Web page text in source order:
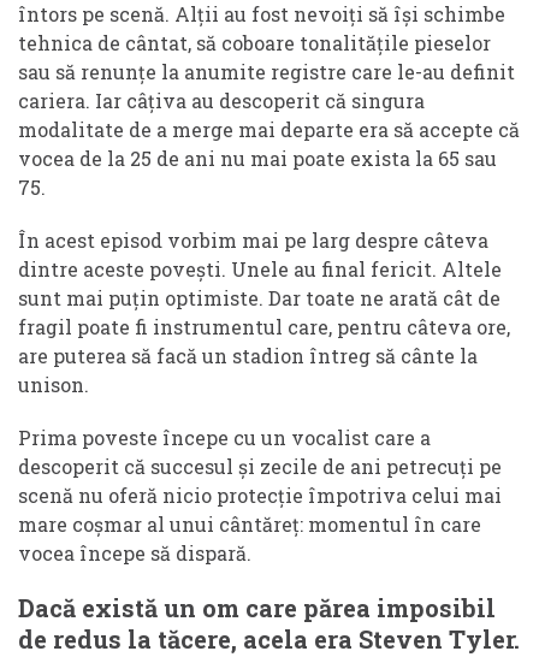
întors pe scenă. Alții au fost nevoiți să își schimbe
tehnica de cântat, să coboare tonalitățile pieselor
sau să renunțe la anumite registre care le-au definit
cariera. Iar câțiva au descoperit că singura
modalitate de a merge mai departe era să accepte că
vocea de la 25 de ani nu mai poate exista la 65 sau
75.
În acest episod vorbim mai pe larg despre câteva
dintre aceste povești. Unele au final fericit. Altele
sunt mai puțin optimiste. Dar toate ne arată cât de
fragil poate fi instrumentul care, pentru câteva ore,
are puterea să facă un stadion întreg să cânte la
unison.
Prima poveste începe cu un vocalist care a
descoperit că succesul și zecile de ani petrecuți pe
scenă nu oferă nicio protecție împotriva celui mai
mare coșmar al unui cântăreț: momentul în care
vocea începe să dispară.
Dacă există un om care părea imposibil
de redus la tăcere, acela era Steven Tyler.